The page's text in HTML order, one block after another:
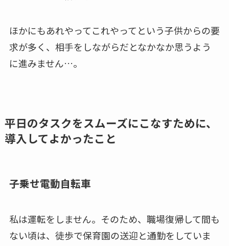
ほかにもあれやってこれやってという子供からの要
求が多く、相手をしながらだとなかなか思うよう
に進みません…。
平日のタスクをスムーズにこなすために、
導入してよかったこと
子乗せ電動自転車
私は運転をしません。そのため、職場復帰して間も
ない頃は、徒歩で保育園の送迎と通勤をしていま